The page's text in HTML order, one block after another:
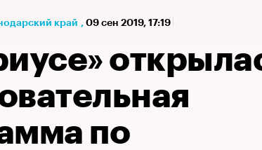
край , 09 сен 2019, 17:19
по